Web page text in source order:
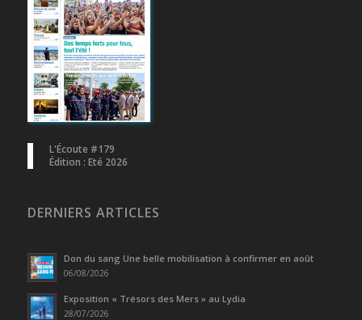
L'Écoute #179
Édition : Eté 2026
DERNIERS ARTICLES
Don du sang Une belle mobilisation à confirmer en août
06/08/2026
Exposition « Trésors des Mers » au Lydia
28/07/2026